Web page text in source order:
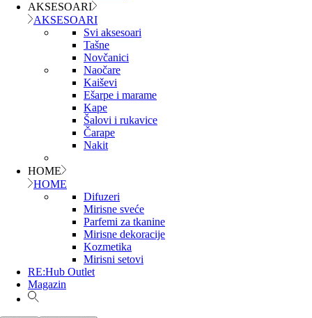
AKSESOARI
AKSESOARI
Svi aksesoari
Tašne
Novčanici
Naočare
Kaiševi
Ešarpe i marame
Kape
Šalovi i rukavice
Čarape
Nakit
HOME
HOME
Difuzeri
Mirisne sveće
Parfemi za tkanine
Mirisne dekoracije
Kozmetika
Mirisni setovi
RE:Hub Outlet
Magazin